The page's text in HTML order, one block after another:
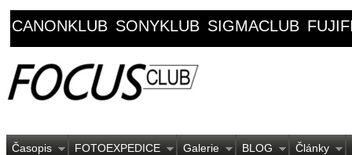
CANONKLUB SONYKLUB SIGMACLUB
Časopis FOTOEXPEDICE Galerie BLOG Články